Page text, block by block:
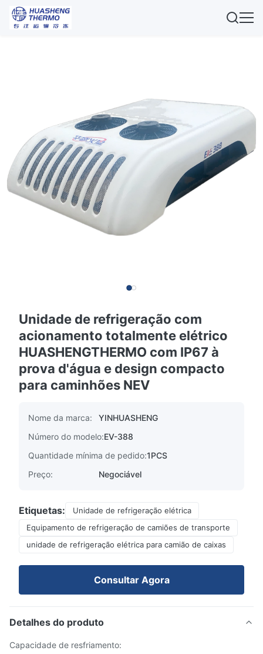
Unidade de refrigeração com
acionamento totalmente elétrico
HUASHENGTHERMO com IP67 à
prova d'água e design compacto
para caminhões NEV
Nome da marca:
YINHUASHENG
Número do modelo:EV-388
Quantidade mínima de pedido:1PCS
Preço:
Negociável
Etiquetas:
Unidade de refrigeração elétrica
Equipamento de refrigeração de camiões de transporte
unidade de refrigeração elétrica para camião de caixas
Consultar Agora
Detalhes do produto
Capacidade de resfriamento: